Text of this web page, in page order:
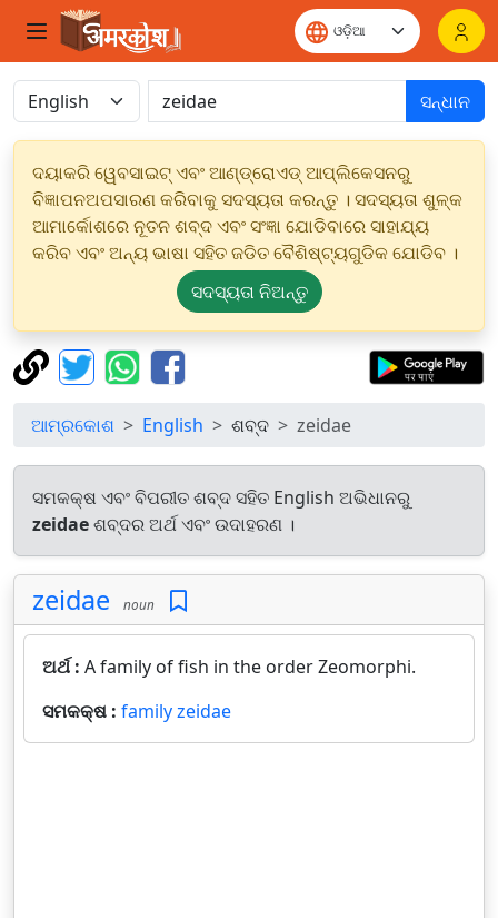
ସନ୍ଧାନ
ଦୟାକରି ୱେବସାଇଟ୍ ଏବଂ ଆଣ୍ଡ୍ରୋଏଡ୍ ଆପ୍ଲିକେସନରୁ
ବିଜ୍ଞାପନଅପସାରଣ କରିବାକୁ ସଦସ୍ୟତା କରନ୍ତୁ । ସଦସ୍ୟତା ଶୁଳ୍କ
ଆମାର୍କୋଶରେ ନୂତନ ଶବ୍ଦ ଏବଂ ସଂଜ୍ଞା ଯୋଡିବାରେ ସାହାଯ୍ୟ
କରିବ ଏବଂ ଅନ୍ୟ ଭାଷା ସହିତ ଜଡିତ ବୈଶିଷ୍ଟ୍ୟଗୁଡିକ ଯୋଡିବ ।
ସଦସ୍ୟତା ନିଅନ୍ତୁ
ଆମ୍ରକୋଶ English ଶବ୍ଦ zeidae
ସମକକ୍ଷ ଏବଂ ବିପରୀତ ଶବ୍ଦ ସହିତ English ଅଭିଧାନରୁ
zeidaeଶବ୍ଦର ଅର୍ଥ ଏବଂ ଉଦାହରଣ ।
zeidae noun
ଅର୍ଥ : A family of fish in the order Zeomorphi.
ସମକକ୍ଷ : family zeidae